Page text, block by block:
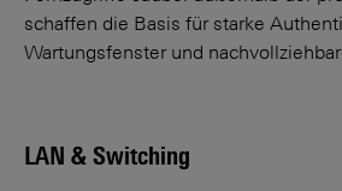
schaffen die Basis für starke
Wartungs­fenster und
LAN & Switching